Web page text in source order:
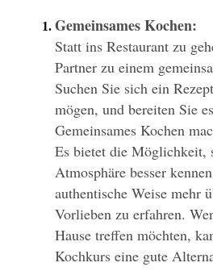
Gemeinsames Kochen:
Statt ins Restaurant zu
Partner zu einem
Suchen Sie sich ein
mögen, und bereiten Sie
Gemeinsames Kochen
Es bietet die Möglichkeit,
Atmosphäre besser
authentische Weise mehr
Vorlieben zu erfahren.
Hause treffen möchten,
Kochkurs eine gute